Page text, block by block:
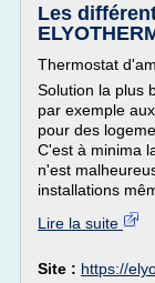
Les
Thermostat
Solution la plus
par exemple
pour des
C'est à minima
n'est
installations
Lire la suite
Site : https://